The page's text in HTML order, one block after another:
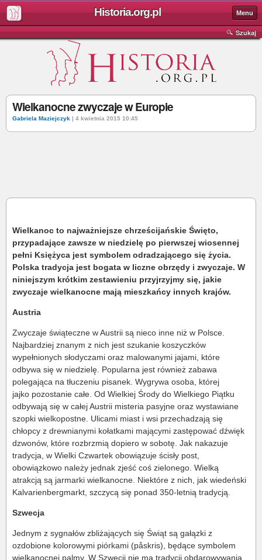
Historia.org.pl Menu
Szukaj
Wielkanocne zwyczaje w Europie
Gabriela Maziejczyk | 4 kwietnia 2015 10:45
Wielkanoc to najważniejsze chrześcijańskie Święto,
przypadające zawsze w niedzielę po pierwszej wiosennej
pełni Księżyca jest symbolem odradzającego się życia.
Polska tradycja jest bogata w liczne obrzędy i zwyczaje. W
niniejszym krótkim zestawieniu przyjrzyjmy się, jakie
zwyczaje wielkanocne mają mieszkańcy innych krajów.
Austria
Zwyczaje świąteczne w Austrii są nieco inne niż w Polsce.
Najbardziej znanym z nich jest szukanie koszyczków
wypełnionych słodyczami oraz malowanymi jajami, które
odbywa się w niedzielę. Popularna jest również zabawa
polegająca na tłuczeniu pisanek. Wygrywa osoba, której
jajko pozostanie całe. Od Wielkiej Środy do Wielkiego Piątku
odbywają się w całej Austrii misteria pasyjne oraz wystawiane
szopki wielkopostne. Ulicami miast i wsi przechadzają się
chłopcy z drewnianymi kołatkami mającymi zastępować dźwięk
dzwonów, które rozbrzmią dopiero w sobotę. Jak nakazuje
tradycja, w Wielki Czwartek obowiązuje ścisły post,
obowiązkowo należy jednak zjeść coś zielonego. Wielką
atrakcją są jarmarki wielkanocne. Niektóre z nich, jak wiedeński
Kalvarienbergmarkt, szczycą się ponad 350-letnią tradycją.
Szwecja
Jednym z sygnałów zbliżających się Świąt są gałązki z
ozdobione kolorowymi piórkami (påskris), będące symbolem
wielkanocnej palmy. W Szwecji nie ma tradycji obdarowywania